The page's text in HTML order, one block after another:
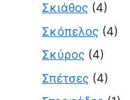
Σκιάθος (4)
Σκόπελος (4)
Σκύρος (4)
Σπέτσες (4)